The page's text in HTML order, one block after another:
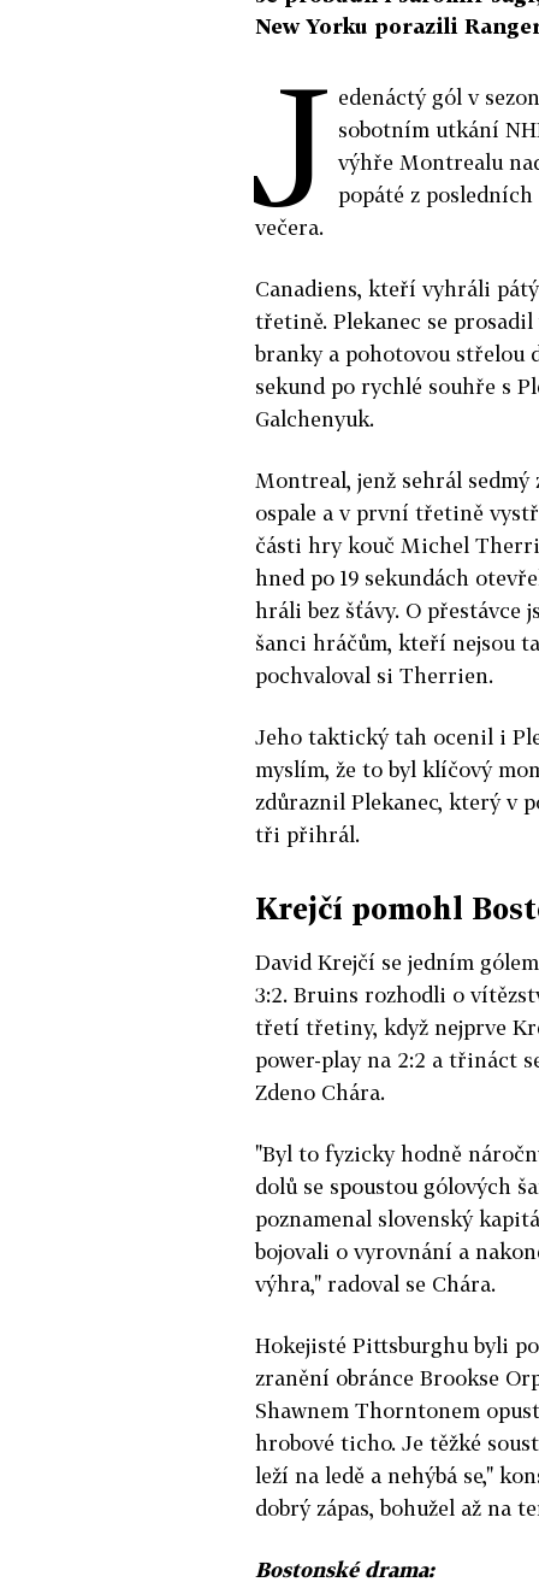
New Yorku porazili
J edenáctý gól v
sobotním utkání
výhře Montrealu
popáté z
večera.
Canadiens, kteří vyhráli
třetině. Plekanec se
branky a pohotovou střelou
sekund po rychlé souhře s
Galchenyuk.
Montreal, jenž sehrál sedmý
ospale a v první třetině
části hry kouč Michel
hned po 19 sekundách
hráli bez šťávy. O přestávce
šanci hráčům, kteří nejsou
pochvaloval si Therrien.
Jeho taktický tah ocenil i
myslím, že to byl klíčový
zdůraznil Plekanec, který v
tři přihrál.
Krejčí pomohl
David Krejčí se jedním
3:2. Bruins rozhodli o
třetí třetiny, když nejprve
power-play na 2:2 a třináct
Zdeno Chára.
"Byl to fyzicky hodně
dolů se spoustou gólových
poznamenal slovenský
bojovali o vyrovnání a
výhra," radoval se Chára.
Hokejisté Pittsburghu byli
zranění obránce Brookse
Shawnem Thorntonem
hrobové ticho. Je těžké
leží na ledě a nehýbá se,"
dobrý zápas, bohužel až na
Bostonské drama: